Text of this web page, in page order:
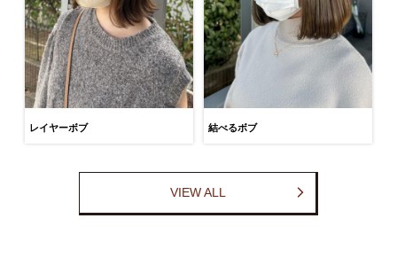
レイヤーボブ 結べるボブ
VIEW ALL